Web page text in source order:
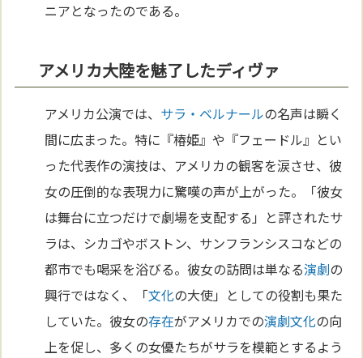
ニアとなったのである。
アメリカ大陸を魅了したディヴァ
アメリカ公演では、 サラ・ベルナールの名声は瞬く
間に広まった。特に『椿姫』や『フェードル』とい
った代表作の演技は、アメリカの観客を涙させ、彼
女の圧倒的な表現力に驚嘆の声が上がった。「彼女
は舞台に立つだけで劇場を支配する」と評されたサ
ラは、シカゴやボストン、サンフランシスコなどの
都市でも喝采を浴びる。彼女の訪問は単なる演劇の
興行ではなく、「文化の大使」としての役割も果た
していた。彼女の存在がアメリカでの演劇文化の向
上を促し、多くの女優たちがサラを模範とするよう